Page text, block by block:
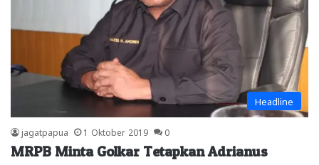
Headline
jagatpapua 1 Oktober 2019 0
MRPB Minta Golkar Tetapkan Adrianus